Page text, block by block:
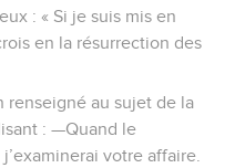
: « Si je suis mis en
en la résurrection des
renseigné au sujet de la
: —Quand le
votre affaire.